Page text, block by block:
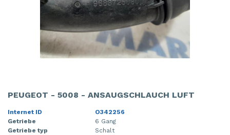
PEUGEOT - 5008 - ANSAUGSCHLAUCH LUFT
Internet ID
O342256
Getriebe
6 Gang
Getriebe typ
Schalt